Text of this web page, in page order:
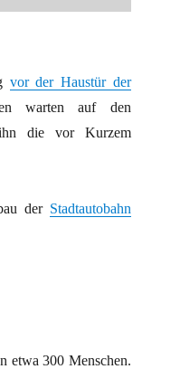
vor der Haustür der
warten auf den
ihn die vor Kurzem
der Stadtautobahn
etwa 300 Menschen.